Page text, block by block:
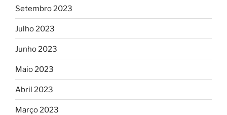
Setembro 2023
Julho 2023
Junho 2023
Maio 2023
Abril 2023
Março 2023